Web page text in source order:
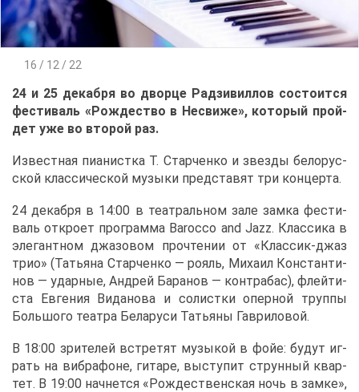
16 / 12 / 22
24 и 25 де­каб­ря во двор­це Рад­зи­вил­лов со­сто­ит­ся
фе­сти­валь «Рож­де­ство в Несви­же», ко­то­рый прой­
дет уже во вто­рой раз.
Из­вест­ная пи­а­нист­ка Т. Стар­чен­ко и звез­ды бе­ло­рус­
ской клас­си­че­ской му­зы­ки пред­ста­вят три кон­цер­та.
24 де­каб­ря в 14:00 в те­ат­раль­ном за­ле зам­ка фе­сти­
валь от­кро­ет про­грам­ма Barocco and Jazz. Клас­си­ка в
эле­гант­ном джа­зо­вом про­чте­нии от «Клас­сик-джаз
трио» (Та­тья­на Стар­чен­ко — ро­яль, Ми­ха­ил Кон­стан­ти­
нов — удар­ные, Ан­дрей Ба­ра­нов — кон­тра­бас), флей­ти­
ста Ев­ге­ния Ви­да­но­ва и со­лист­ки опер­ной труп­пы
Боль­шо­го те­ат­ра Бе­ла­ру­си Та­тья­ны Гав­ри­ло­вой.
В 18:00 зри­те­лей встре­тят му­зы­кой в фойе: бу­дут иг­
рать на виб­ра­фоне, ги­та­ре, вы­сту­пит струн­ный квар­
тет. В 19:00 нач­нет­ся «Рож­де­ствен­ская ночь в зам­ке»,